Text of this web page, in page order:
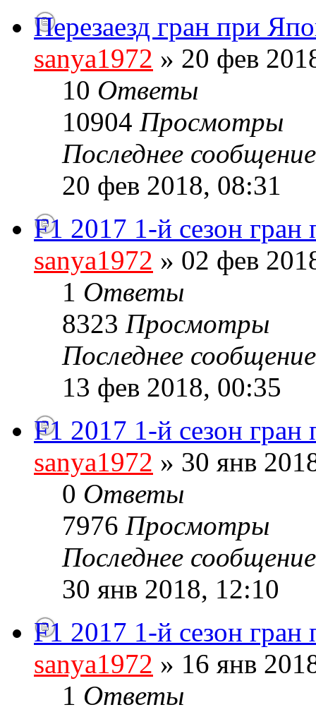
Перезаезд гран при
sanya1972 » 20 фев
10 Ответы
10904 Просмотры
Последнее
20 фев 2018, 08:31
F1 2017 1-й сезон
sanya1972 » 02 фев
1 Ответы
8323 Просмотры
Последнее
13 фев 2018, 00:35
F1 2017 1-й сезон
sanya1972 » 30 янв
0 Ответы
7976 Просмотры
Последнее
30 янв 2018, 12:10
F1 2017 1-й сезон
sanya1972 » 16 янв
1 Ответы